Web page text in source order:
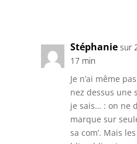
Stéphanie sur
17 min
Je n’ai même
nez dessus une
je sais… : on ne
marque sur
sa com’. Mais